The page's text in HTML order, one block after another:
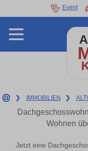
Event
❯ IMMOBILIEN ❯
Wohnen
Jetzt eine